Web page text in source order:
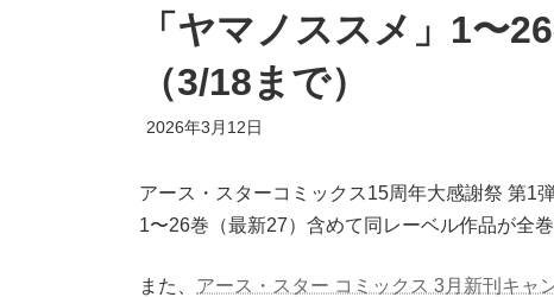
「ヤマノススメ」1〜
（3/18まで）
2026年3月12日
アース・スターコミックス15周年大感謝祭 第1
1〜26巻（最新27）含めて同レーベル作品が全
また、 アース・スター コミックス 3月新刊キャ